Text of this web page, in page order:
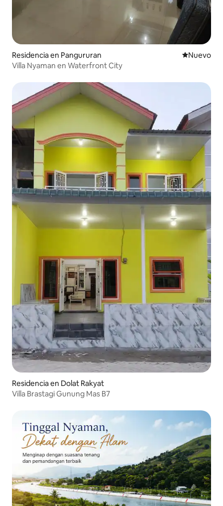
Residencia en Pangururan Nuevo
Nuevo
Villa Nyaman en Waterfront City
Residencia en Dolat Rakyat
Villa Brastagi Gunung Mas B7